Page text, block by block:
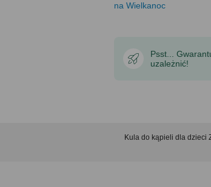
na Wielkanoc
Psst...
uzależnić!
Kula do kąpieli dla dzieci